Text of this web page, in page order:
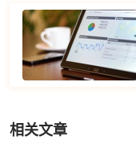
相关文章